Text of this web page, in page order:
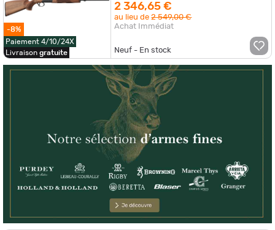
-8%
Paiement 4/10/24X
Livraison gratuite
2 346,65 €
au lieu de2 549,00 €
Achat Immédiat
Neuf - En stock